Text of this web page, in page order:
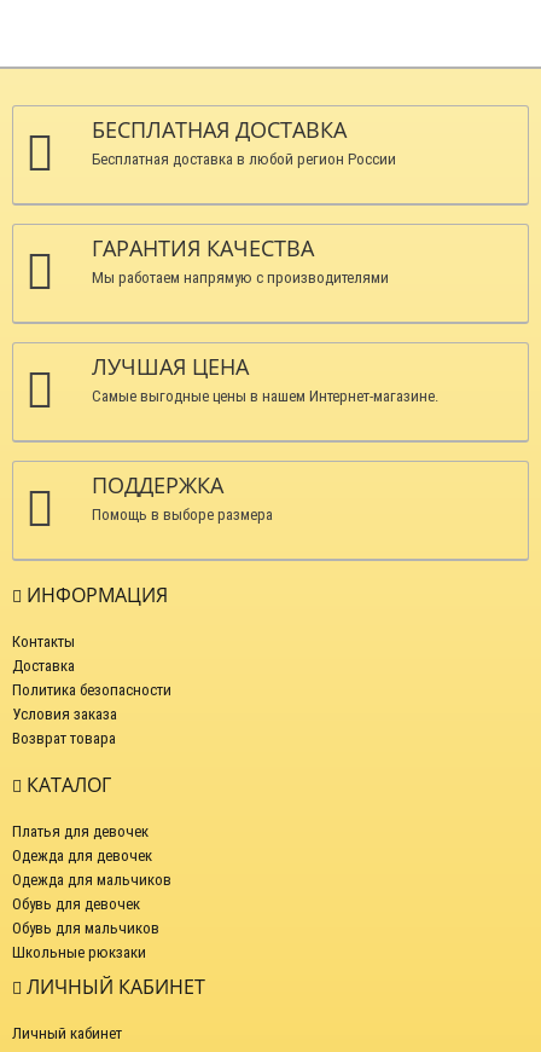
БЕСПЛАТНАЯ ДОСТАВКА
Бесплатная доставка в любой регион России
ГАРАНТИЯ КАЧЕСТВА
Мы работаем напрямую с производителями
ЛУЧШАЯ ЦЕНА
Самые выгодные цены в нашем Интернет-магазине.
ПОДДЕРЖКА
Помощь в выборе размера
ИНФОРМАЦИЯ
Контакты
Доставка
Политика безопасности
Условия заказа
Возврат товара
КАТАЛОГ
Платья для девочек
Одежда для девочек
Одежда для мальчиков
Обувь для девочек
Обувь для мальчиков
Школьные рюкзаки
ЛИЧНЫЙ КАБИНЕТ
Личный кабинет